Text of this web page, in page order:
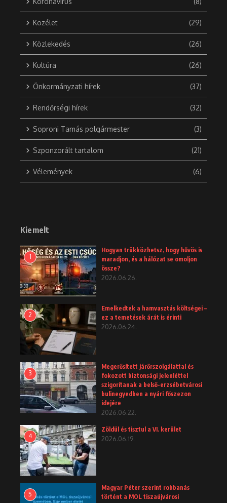
Közélet (29)
Közlekedés (26)
Kultúra (26)
Önkormányzati hírek (37)
Rendőrségi hírek (32)
Soproni Tamás polgármester (3)
Szponzorált tartalom (21)
Vélemények (6)
Kiemelt
1
Hogyan trükközhetsz, hogy hűvös is
maradjon, és a hálózat se omoljon
össze?
2026.06.26.
2
Emelkedtek a hamvasztás költségei –
ez a temetések árát is érinti
2026.06.24.
3
Megerősített járőrszolgálattal és
fokozott biztonsági jelenléttel
szigorítanak a belső-erzsébetvárosi
bulinegyedben a nyári főszezon
idejére
2026.06.22.
4
Zöldül és tisztul a VI. kerület
2026.06.19.
5
Magyar Péter szerint robbanás
történt a MOL tiszaújvárosi